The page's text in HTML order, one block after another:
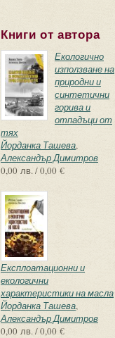
Книги от автора
Екологично
използване на
природни и
синтетични
горива и
отпадъци от
тях
Йорданка Ташева,
Александър Димитров
0,00 лв. / 0,00 €
Експлоатационни и
екологични
характеристики на масла
Йорданка Ташева,
Александър Димитров
0,00 лв. / 0,00 €